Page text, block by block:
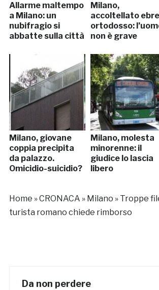
Allarme maltempo
a Milano: un
nubifragio si
abbatte sulla città
Milano,
accoltellato
ortodosso:
non è grave
Milano, giovane
coppia precipita
da palazzo.
Omicidio-suicidio?
Milano, molesta
minorenne: il
giudice lo lascia
libero
Home »CRONACA » Milano » Troppe
turista romano chiede rimborso
Da non perdere